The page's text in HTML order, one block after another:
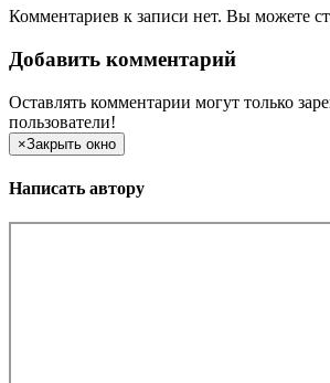
Комментариев к записи нет. Вы можете
Добавить комментарий
Оставлять комментарии могут только
пользователи!
×Закрыть окно
Написать автору